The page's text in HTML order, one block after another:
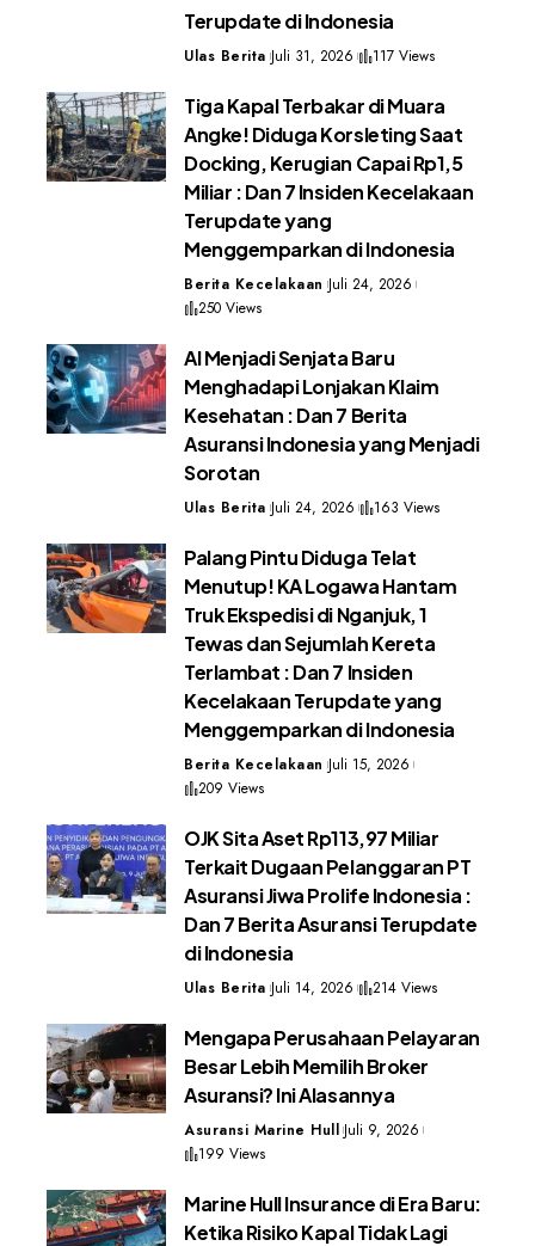
Terupdate di Indonesia
Ulas Berita Juli 31, 2026 117 Views
Tiga Kapal Terbakar di Muara
Angke! Diduga Korsleting Saat
Docking, Kerugian Capai Rp1,5
Miliar : Dan 7 Insiden Kecelakaan
Terupdate yang
Menggemparkan di Indonesia
Berita Kecelakaan Juli 24, 2026
250 Views
AI Menjadi Senjata Baru
Menghadapi Lonjakan Klaim
Kesehatan : Dan 7 Berita
Asuransi Indonesia yang Menjadi
Sorotan
Ulas Berita Juli 24, 2026 163 Views
Palang Pintu Diduga Telat
Menutup! KA Logawa Hantam
Truk Ekspedisi di Nganjuk, 1
Tewas dan Sejumlah Kereta
Terlambat : Dan 7 Insiden
Kecelakaan Terupdate yang
Menggemparkan di Indonesia
Berita Kecelakaan Juli 15, 2026
209 Views
OJK Sita Aset Rp113,97 Miliar
Terkait Dugaan Pelanggaran PT
Asuransi Jiwa Prolife Indonesia :
Dan 7 Berita Asuransi Terupdate
di Indonesia
Ulas Berita Juli 14, 2026 214 Views
Mengapa Perusahaan Pelayaran
Besar Lebih Memilih Broker
Asuransi? Ini Alasannya
Asuransi Marine Hull Juli 9, 2026
199 Views
Marine Hull Insurance di Era Baru:
Ketika Risiko Kapal Tidak Lagi